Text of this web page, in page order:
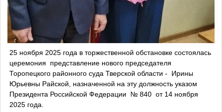
25 ноября 2025 года в торжественной обстановке состоялась
церемония представление нового председателя
Торопецкого районного суда Тверской области - Ирины
Юрьевны Райской, назначенной на эту должность указом
Президента Российской Федерации № 840 от 14 ноября
2025 года.